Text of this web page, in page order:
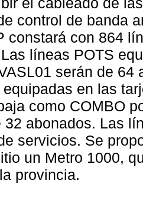
control de banda
constará con 864
líneas POTS
serán de
en las
como COMBO
32 abonados. Las
servicios. Se
un Metro 1000,
provincia.